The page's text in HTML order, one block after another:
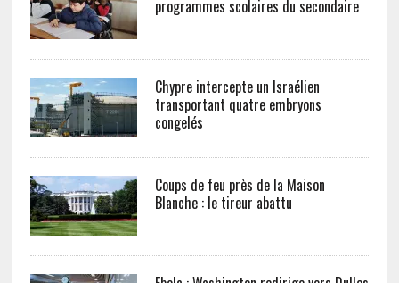
programmes scolaires du secondaire
Chypre intercepte un Israélien
transportant quatre embryons
congelés
Coups de feu près de la Maison
Blanche : le tireur abattu